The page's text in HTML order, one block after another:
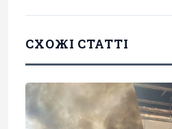
СХОЖІ СТАТТІ